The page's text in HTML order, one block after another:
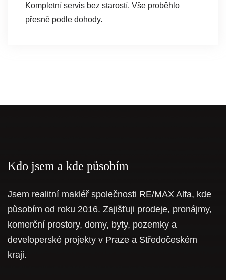
Kompletní servis bez starostí. Vše proběhlo
přesně podle dohody.
Kdo jsem a kde působím
Jsem realitní makléř společnosti RE/MAX Alfa, kde
působím od roku 2016. Zajišťuji prodeje, pronájmy,
komerční prostory, domy, byty, pozemky a
developerské projekty v Praze a Středočeském
kraji.